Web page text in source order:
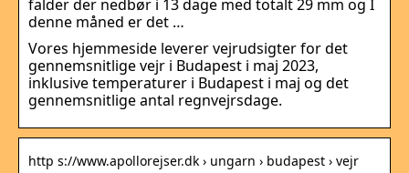
falder der nedbør i 13 dage med totalt 29 mm og I
denne måned er det …
Vores hjemmeside leverer vejrudsigter for det
gennemsnitlige vejr i Budapest i maj 2023,
inklusive temperaturer i Budapest i maj og det
gennemsnitlige antal regnvejrsdage.
http s://www.apollorejser.dk › ungarn › budapest › vejr